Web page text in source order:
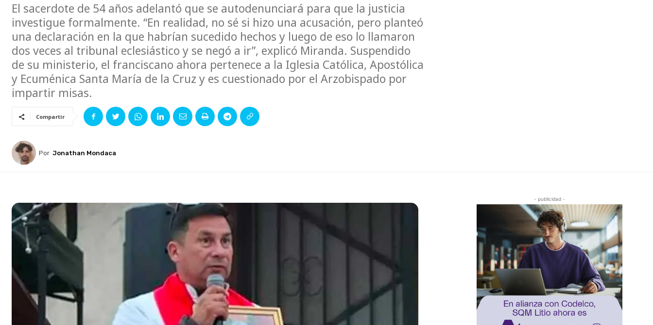
El sacerdote de 54 años adelantó que se autodenunciará para que la justicia
investigue formalmente. “En realidad, no sé si hizo una acusación, pero planteó
una declaración en la que habrían sucedido hechos y luego de eso lo llamaron
dos veces al tribunal eclesiástico y se negó a ir”, explicó Miranda. Suspendido
de su ministerio, el franciscano ahora pertenece a la Iglesia Católica, Apostólica
y Ecuménica Santa María de la Cruz y es cuestionado por el Arzobispado por
impartir misas.
Compartir
Por Jonathan Mondaca
- publicidad -